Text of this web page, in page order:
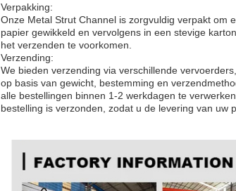
Verpakking:
Onze Metal Strut Channel is zorgvuldig verpakt om
papier gewikkeld en vervolgens in een stevige
het verzenden te voorkomen.
Verzending:
We bieden verzending via verschillende
op basis van gewicht, bestemming en
alle bestellingen binnen 1-2 werkdagen te
bestelling is verzonden, zodat u de levering van uw